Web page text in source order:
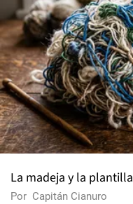
La madeja y la plantilla
Por Capitán Cianuro